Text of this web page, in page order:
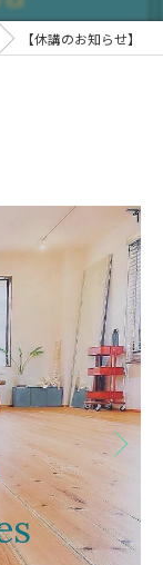
【休講のお知らせ】